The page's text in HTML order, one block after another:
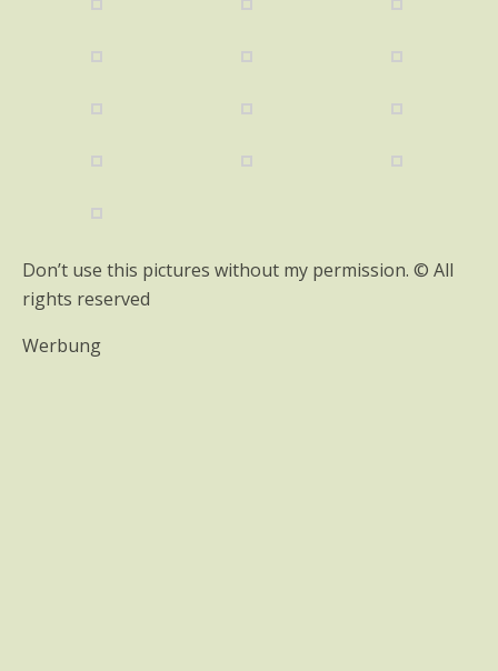
Don’t use this pictures without my permission. © All
rights reserved
Werbung